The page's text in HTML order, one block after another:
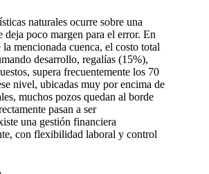
naturales ocurre sobre una
deja poco margen para el error. En
mencionada cuenca, el costo total
desarrollo, regalías (15%),
supera frecuentemente los 70
nivel, ubicadas muy por encima de
muchos pozos quedan al borde
pasan a ser
una gestión financiera
con flexibilidad laboral y control